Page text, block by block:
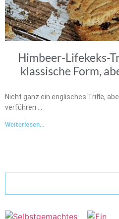
Himbeer-Lifekeks-
klassische Form,
Nicht ganz ein englisches Trifle,
verführen …
Weiterlesen...